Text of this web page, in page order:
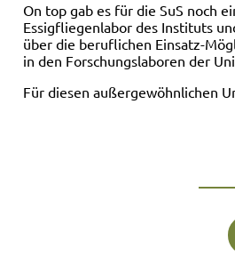
On top gab es für die SuS noch
Essigfliegenlabor des Instituts
über die beruflichen Einsatz-
in den Forschungslaboren der
Für diesen außergewöhnlichen